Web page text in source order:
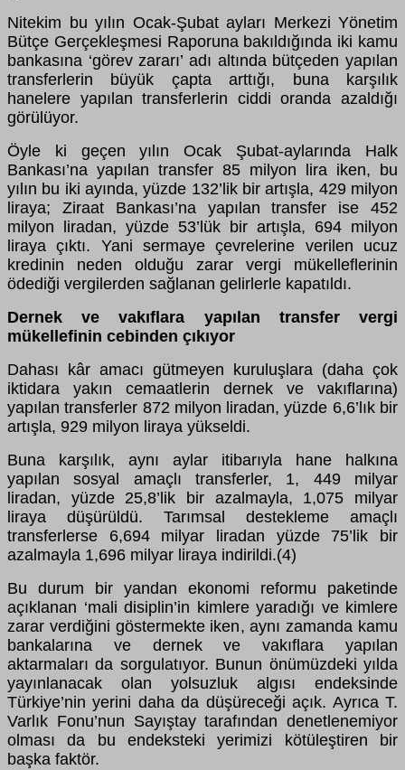
Nitekim bu yılın Ocak-Şubat ayları Merkezi Yönetim
Bütçe Gerçekleşmesi Raporuna bakıldığında iki kamu
bankasına ‘görev zararı’ adı altında bütçeden yapılan
transferlerin büyük çapta arttığı, buna karşılık
hanelere yapılan transferlerin ciddi oranda azaldığı
görülüyor.
Öyle ki geçen yılın Ocak Şubat-aylarında Halk
Bankası’na yapılan transfer 85 milyon lira iken, bu
yılın bu iki ayında, yüzde 132’lik bir artışla, 429 milyon
liraya; Ziraat Bankası’na yapılan transfer ise 452
milyon liradan, yüzde 53’lük bir artışla, 694 milyon
liraya çıktı. Yani sermaye çevrelerine verilen ucuz
kredinin neden olduğu zarar vergi mükelleflerinin
ödediği vergilerden sağlanan gelirlerle kapatıldı.
Dernek ve vakıflara yapılan transfer vergi
mükellefinin cebinden çıkıyor
Dahası kâr amacı gütmeyen kuruluşlara (daha çok
iktidara yakın cemaatlerin dernek ve vakıflarına)
yapılan transferler 872 milyon liradan, yüzde 6,6’lık bir
artışla, 929 milyon liraya yükseldi.
Buna karşılık, aynı aylar itibarıyla hane halkına
yapılan sosyal amaçlı transferler, 1, 449 milyar
liradan, yüzde 25,8’lik bir azalmayla, 1,075 milyar
liraya düşürüldü. Tarımsal destekleme amaçlı
transferlerse 6,694 milyar liradan yüzde 75’lik bir
azalmayla 1,696 milyar liraya indirildi.(4)
Bu durum bir yandan ekonomi reformu paketinde
açıklanan ‘mali disiplin’in kimlere yaradığı ve kimlere
zarar verdiğini göstermekte iken, aynı zamanda kamu
bankalarına ve dernek ve vakıflara yapılan
aktarmaları da sorgulatıyor. Bunun önümüzdeki yılda
yayınlanacak olan yolsuzluk algısı endeksinde
Türkiye’nin yerini daha da düşüreceği açık. Ayrıca T.
Varlık Fonu’nun Sayıştay tarafından denetlenemiyor
olması da bu endeksteki yerimizi kötüleştiren bir
başka faktör.